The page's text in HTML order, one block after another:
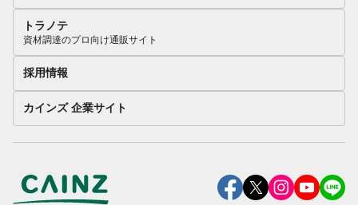
トラノテ
資材調達のプロ向け通販サイト
採用情報
カインズ 企業サイト